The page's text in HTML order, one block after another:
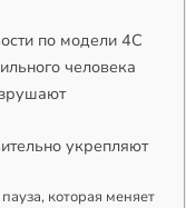
по модели 4C
человека
укрепляют
которая меняет